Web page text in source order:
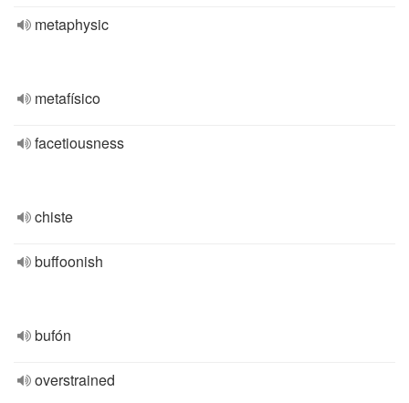
metaphysic
metafísico
facetiousness
chiste
buffoonish
bufón
overstrained